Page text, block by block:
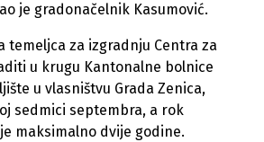
je gradonačelnik Kasumović.
temeljca za izgradnju Centra za
u krugu Kantonalne bolnice
u vlasništvu Grada Zenica,
sedmici septembra, a rok
maksimalno dvije godine.